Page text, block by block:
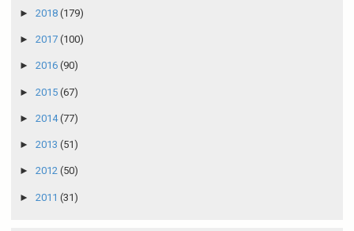
► 2018 (179)
► 2017 (100)
► 2016 (90)
► 2015 (67)
► 2014(77)
► 2013 (51)
► 2012 (50)
► 2011 (31)